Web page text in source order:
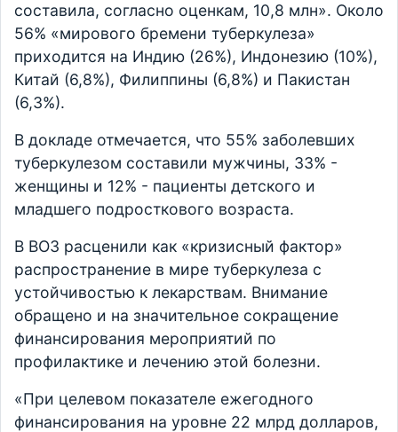
составила, согласно оценкам, 10,8 млн». Около
56% «мирового бремени туберкулеза»
приходится на Индию (26%), Индонезию (10%),
Китай (6,8%), Филиппины (6,8%) и Пакистан
(6,3%).
В докладе отмечается, что 55% заболевших
туберкулезом составили мужчины, 33% -
женщины и 12% - пациенты детского и
младшего подросткового возраста.
В ВОЗ расценили как «кризисный фактор»
распространение в мире туберкулеза с
устойчивостью к лекарствам. Внимание
обращено и на значительное сокращение
финансирования мероприятий по
профилактике и лечению этой болезни.
«При целевом показателе ежегодного
финансирования на уровне 22 млрд долларов,